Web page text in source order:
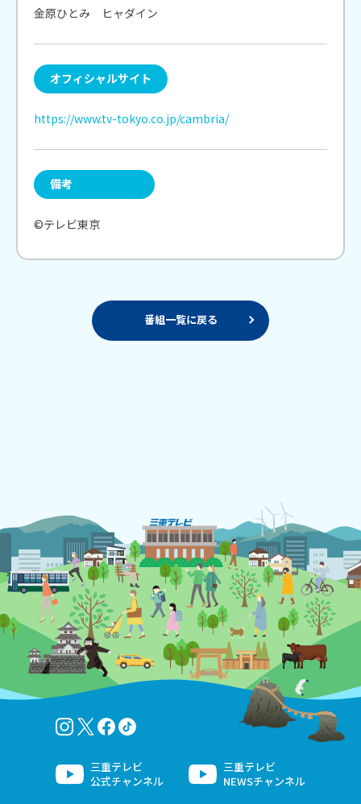
公式チャンネル
金原ひとみ ヒャダイン
オフィシャルサイト
https://www.tv-tokyo.co.jp/cambria/
備考
©テレビ東京
番組一覧に戻る
Instagramtwitter-xfacebook
三重テレビ
公式チャンネル
三重テレビ
NEWSチャンネル